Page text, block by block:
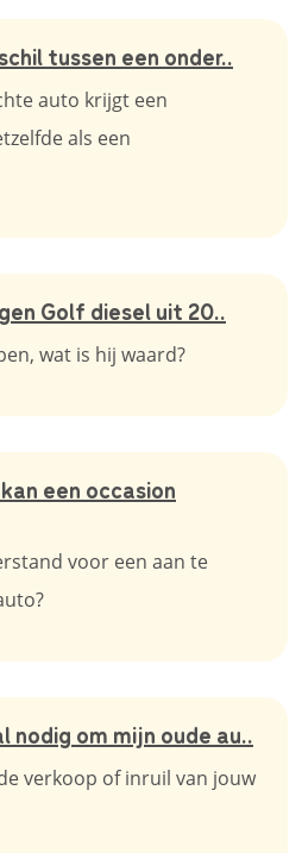
tussen een onder..
auto krijgt een
als een
Golf diesel uit 20..
wat is hij waard?
een occasion
voor een aan te
nodig om mijn oude au..
verkoop of inruil van jouw